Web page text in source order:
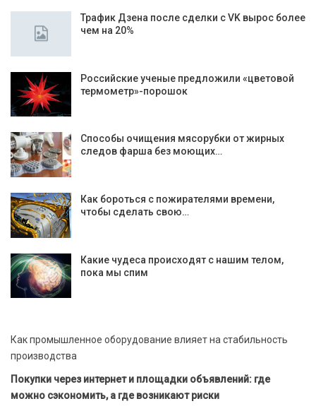
Трафик Дзена после сделки с VK вырос более
чем на 20%
Российские ученые предложили «цветовой
термометр»-порошок
Способы очищения мясорубки от жирных
следов фарша без моющих…
Как бороться с пожирателями времени,
чтобы сделать свою…
Какие чудеса происходят с нашим телом,
пока мы спим
Как промышленное оборудование влияет на стабильность
производства
Покупки через интернет и площадки объявлений: где
можно сэкономить, а где возникают риски